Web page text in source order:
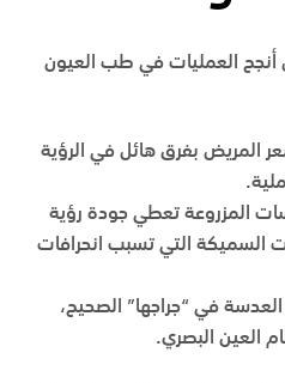
أنجح العمليات في طب العيون
المريض بفرق هائل في الرؤية
المزروعة تعطي جودة رؤية
السميكة التي تسبب انحرافات
العدسة في “جراجها” الصحيح،
العين البصري.